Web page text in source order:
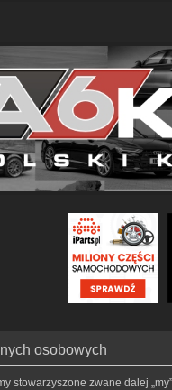
osobowych
zwane dalej